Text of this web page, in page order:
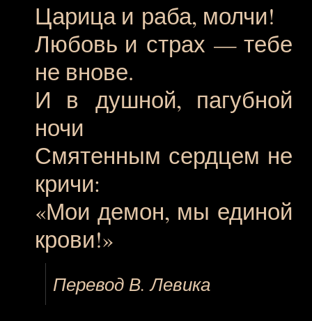
Царица и раба, молчи!
Любовь и страх — тебе
не внове.
И в душной, пагубной
ночи
Смятенным сердцем не
кричи:
«Мои демон, мы единой
крови!»
Перевод В. Левика